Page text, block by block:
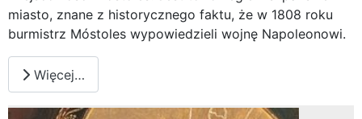
miasto, znane z historycznego faktu, że w 1808 roku
burmistrz Móstoles wypowiedzieli wojnę Napoleonowi.
Więcej…